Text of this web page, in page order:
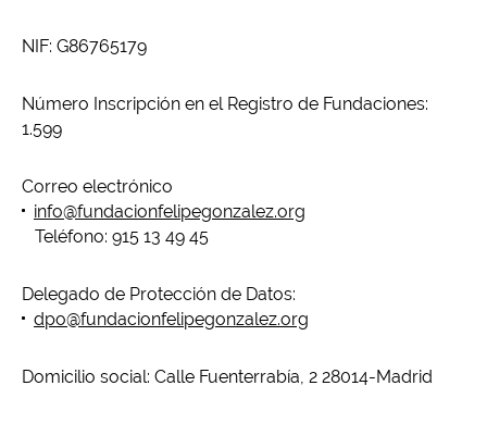
NIF: G86765179
Número Inscripción en el Registro de Fundaciones:
1.599
Correo electrónico
info@fundacionfelipegonzalez.org
Teléfono: 915 13 49 45
Delegado de Protección de Datos:
dpo@fundacionfelipegonzalez.org
Domicilio social: Calle Fuenterrabía, 2 28014-Madrid